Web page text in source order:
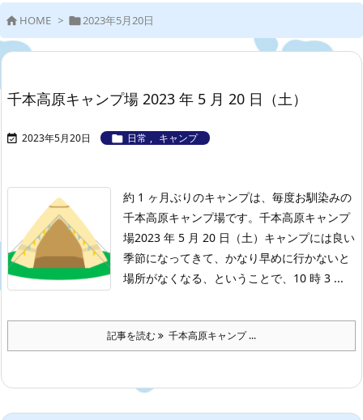
 HOME > 2023年5月20日
千本高原キャンプ場 2023 年 5 月 20 日（土）
 2023年5月20日  日常 , キャンプ
約 1 ヶ月ぶりのキャンプは、毎度お馴染みの
千本高原キャンプ場です。 千本高原キャンプ
場2023 年 5 月 20 日（土） キャンプには良い
季節になってきて、かなり早めに行かないと
場所がなくなる、ということで、10 時 3 ...
記事を読む 千本高原キャンプ ...